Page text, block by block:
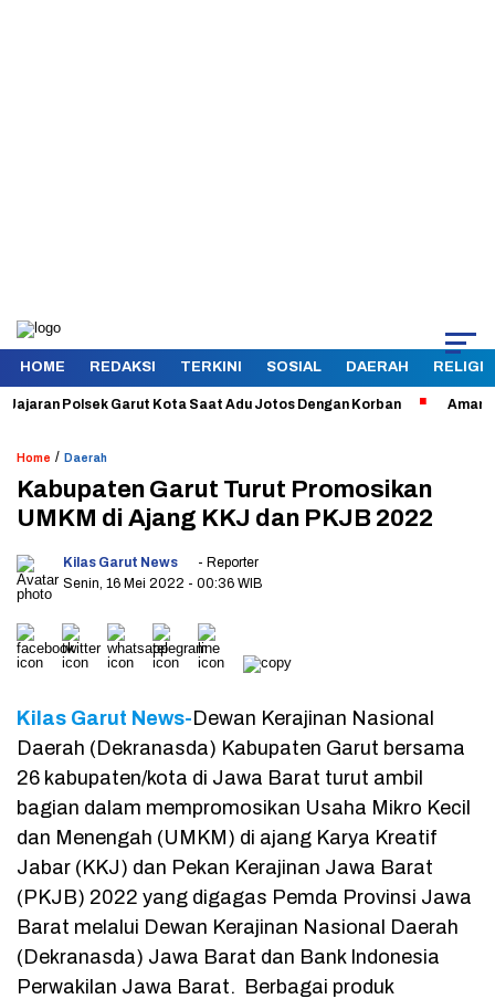
HOME REDAKSI TERKINI SOSIAL DAERAH RELIGI
Polsek Garut Kota Saat Adu Jotos Dengan Korban Aman dan
Home / Daerah
Kabupaten Garut Turut Promosikan
UMKM di Ajang KKJ dan PKJB 2022
Kilas Garut News
- Reporter
Senin, 16 Mei 2022 - 00:36 WIB
Kilas Garut News- Dewan Kerajinan Nasional
Daerah (Dekranasda) Kabupaten Garut bersama
26 kabupaten/kota di Jawa Barat turut ambil
bagian dalam mempromosikan Usaha Mikro Kecil
dan Menengah (UMKM) di ajang Karya Kreatif
Jabar (KKJ) dan Pekan Kerajinan Jawa Barat
(PKJB) 2022 yang digagas Pemda Provinsi Jawa
Barat melalui Dewan Kerajinan Nasional Daerah
(Dekranasda) Jawa Barat dan Bank Indonesia
Perwakilan Jawa Barat. Berbagai produk